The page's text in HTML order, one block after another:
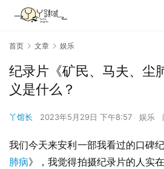
首页 文章 娱乐
纪录片《矿民、马夫、尘
义是什么？
丫馆长 2023年5月29日 下午8:57 娱乐
我们今天来安利一部我看过的口碑
肺病》，我觉得拍摄纪录片的人实